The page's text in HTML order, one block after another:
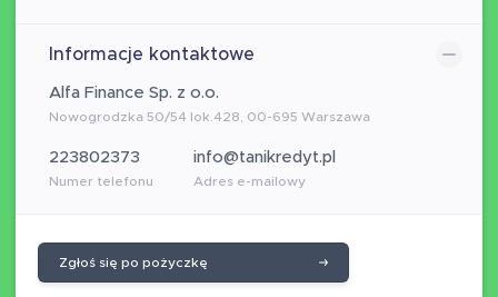
Informacje kontaktowe
Alfa Finance Sp. z o.o.
Nowogrodzka 50/54 lok.428, 00-695 Warszawa
223802373
Numer telefonu
info@tanikredyt.pl
Adres e-mailowy
Zgłoś się po pożyczkę